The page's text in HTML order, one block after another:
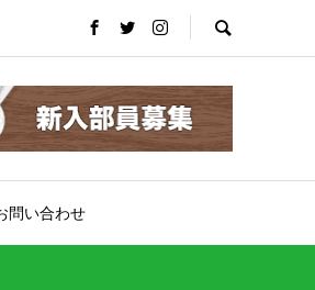
問い合わせ